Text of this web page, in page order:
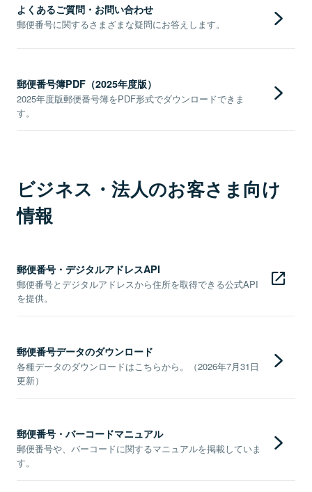
よくあるご質問・お問い合わせ
郵便番号に関するさまざまな疑問にお答えします。
郵便番号簿PDF（2025年度版）
2025年度版郵便番号簿をPDF形式でダウンロードできま
す。
ビジネス・法人のお客さま向け
情報
郵便番号・デジタルアドレスAPI
郵便番号とデジタルアドレスから住所を取得できる公式API
を提供。
郵便番号データのダウンロード
各種データのダウンロードはこちらから。（2026年7月31日
更新）
郵便番号・バーコードマニュアル
郵便番号や、バーコードに関するマニュアルを掲載していま
す。